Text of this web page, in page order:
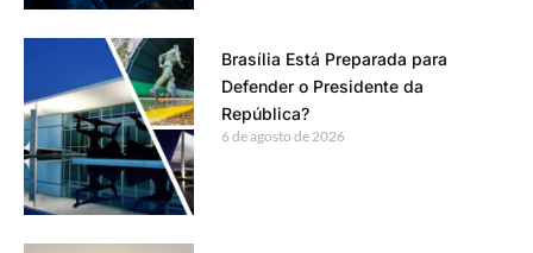
Brasília Está Preparada para
Defender o Presidente da
República?
6 de agosto de 2026